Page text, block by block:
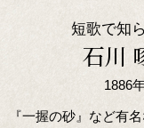
短歌で知
石川
1886
『一握の砂』など有